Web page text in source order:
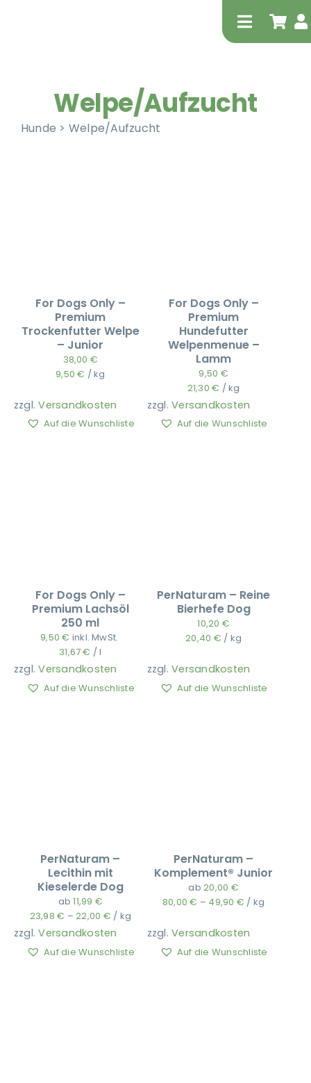
Toggle
Welpe/Aufzucht
Hunde > Welpe/Aufzucht
For Dogs Only –
Premium
Trockenfutter Welpe
– Junior
38,00 €
9,50€ /kg
zzgl.Versandkosten
Auf die Wunschliste
For Dogs Only –
Premium
Hundefutter
Welpenmenue –
Lamm
9,50 €
21,30€ /kg
zzgl.Versandkosten
Auf die Wunschliste
For Dogs Only –
Premium Lachsöl
250 ml
9,50€ inkl. MwSt.
31,67€ /l
zzgl.Versandkosten
Auf die Wunschliste
PerNaturam – Reine
Bierhefe Dog
10,20 €
20,40 € / kg
zzgl.Versandkosten
Auf die Wunschliste
PerNaturam –
Lecithin mit
Kieselerde Dog
ab11,99 €
23,98€ –22,00 € / kg
zzgl.Versandkosten
Auf die Wunschliste
PerNaturam –
Komplement® Junior
ab20,00 €
80,00€ – 49,90 € / kg
zzgl.Versandkosten
Auf die Wunschliste